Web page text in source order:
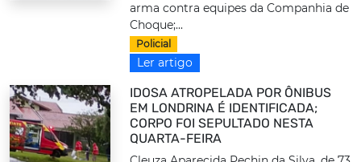
arma contra equipes da Companhia de
Choque;...
Policial
Ler artigo
IDOSA ATROPELADA POR ÔNIBUS
EM LONDRINA É IDENTIFICADA;
CORPO FOI SEPULTADO NESTA
QUARTA-FEIRA